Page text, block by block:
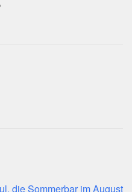
die Sommerbar im August